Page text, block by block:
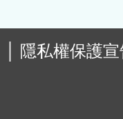
隱私權保護